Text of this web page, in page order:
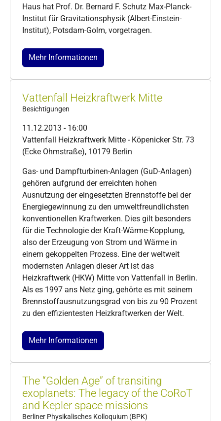
Haus hat Prof. Dr. Bernard F. Schutz Max-Planck-
Institut für Gravitationsphysik (Albert-Einstein-
Institut), Potsdam-Golm, vorgetragen.
Mehr Informationen
Vattenfall Heizkraftwerk Mitte
Besichtigungen
11.12.2013 - 16:00
Vattenfall Heizkraftwerk Mitte - Köpenicker Str. 73
(Ecke Ohmstraße), 10179 Berlin
Gas- und Dampfturbinen-Anlagen (GuD-Anlagen)
gehören aufgrund der erreichten hohen
Ausnutzung der eingesetzten Brennstoffe bei der
Energiegewinnung zu den umweltfreundlichsten
konventionellen Kraftwerken. Dies gilt besonders
für die Technologie der Kraft-Wärme-Kopplung,
also der Erzeugung von Strom und Wärme in
einem gekoppelten Prozess. Eine der weltweit
modernsten Anlagen dieser Art ist das
Heizkraftwerk (HKW) Mitte von Vattenfall in Berlin.
Als es 1997 ans Netz ging, gehörte es mit seinem
Brennstoffausnutzungsgrad von bis zu 90 Prozent
zu den effizientesten Heizkraftwerken der Welt.
Mehr Informationen
The “Golden Age” of transiting
exoplanets: The legacy of the CoRoT
and Kepler space missions
Berliner Physikalisches Kolloquium (BPK)